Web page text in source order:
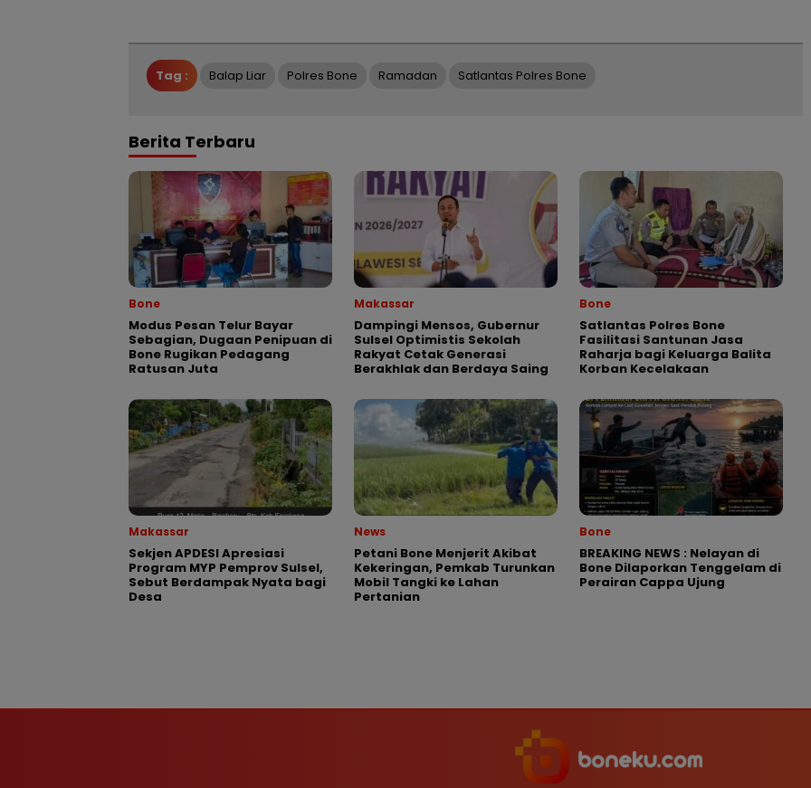
Tag : Balap Liar Polres Bone Ramadan Satlantas Polres Bone
Berita Terbaru
Bone
Modus Pesan Telur Bayar
Sebagian, Dugaan Penipuan di
Bone Rugikan Pedagang
Ratusan Juta
Makassar
Dampingi Mensos, Gubernur
Sulsel Optimistis Sekolah
Rakyat Cetak Generasi
Berakhlak dan Berdaya Saing
Bone
Satlantas Polres Bone
Fasilitasi Santunan Jasa
Raharja bagi Keluarga Balita
Korban Kecelakaan
Makassar
Sekjen APDESI Apresiasi
Program MYP Pemprov Sulsel,
Sebut Berdampak Nyata bagi
Desa
News
Petani Bone Menjerit Akibat
Kekeringan, Pemkab Turunkan
Mobil Tangki ke Lahan
Pertanian
Bone
BREAKING NEWS : Nelayan di
Bone Dilaporkan Tenggelam di
Perairan Cappa Ujung